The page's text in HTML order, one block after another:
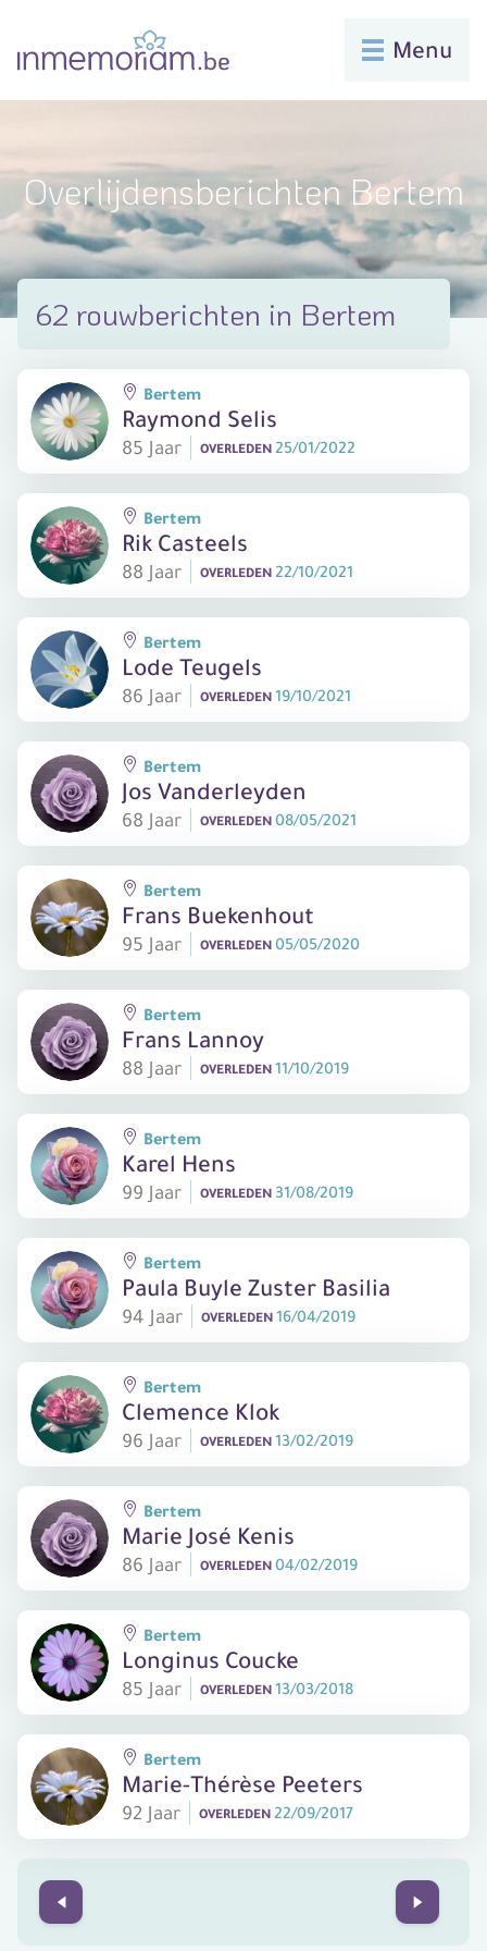
Menu
Overlijdensberichten Bertem
62 rouwberichten in Bertem
Raymond Selis
85 Jaar
Bertem
OVERLEDEN 25/01/2022
Rik Casteels
88 Jaar
Bertem
OVERLEDEN 22/10/2021
Lode Teugels
86 Jaar
Bertem
OVERLEDEN 19/10/2021
Jos Vanderleyden
68 Jaar
Bertem
OVERLEDEN 08/05/2021
Frans Buekenhout
95 Jaar
Bertem
OVERLEDEN 05/05/2020
Frans Lannoy
88 Jaar
Bertem
OVERLEDEN 11/10/2019
Karel Hens
99 Jaar
Bertem
OVERLEDEN 31/08/2019
Paula Buyle Zuster Basilia
94 Jaar
Bertem
OVERLEDEN 16/04/2019
Clemence Klok
96 Jaar
Bertem
OVERLEDEN 13/02/2019
Marie José Kenis
86 Jaar
Bertem
OVERLEDEN 04/02/2019
Longinus Coucke
85 Jaar
Bertem
OVERLEDEN 13/03/2018
Marie-Thérèse Peeters
92 Jaar
Bertem
OVERLEDEN 22/09/2017
Prev Next